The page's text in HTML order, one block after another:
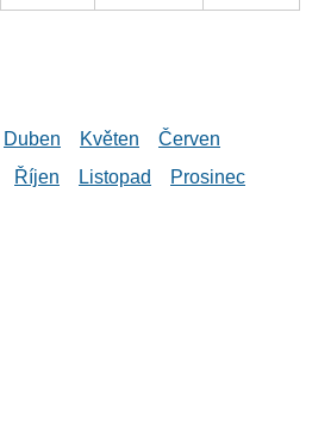
Duben Květen
Červen
Říjen Listopad Prosinec